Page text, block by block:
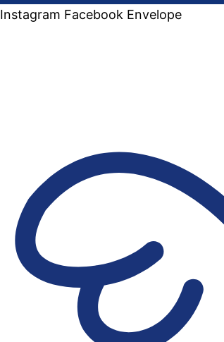
Instagram Facebook Envelope